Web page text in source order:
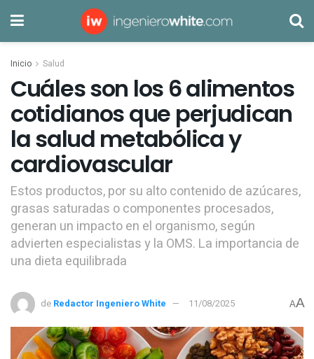
Inicio Salud
Cuáles son los 6 alimentos
cotidianos que perjudican
la salud metabólica y
cardiovascular
Estos productos, por su alto contenido de azúcares,
grasas saturadas o componentes procesados,
generan un impacto en el organismo, según
advierten especialistas y la OMS. La importancia de
una dieta equilibrada
de Redactor Ingeniero White 11/08/2025 AA